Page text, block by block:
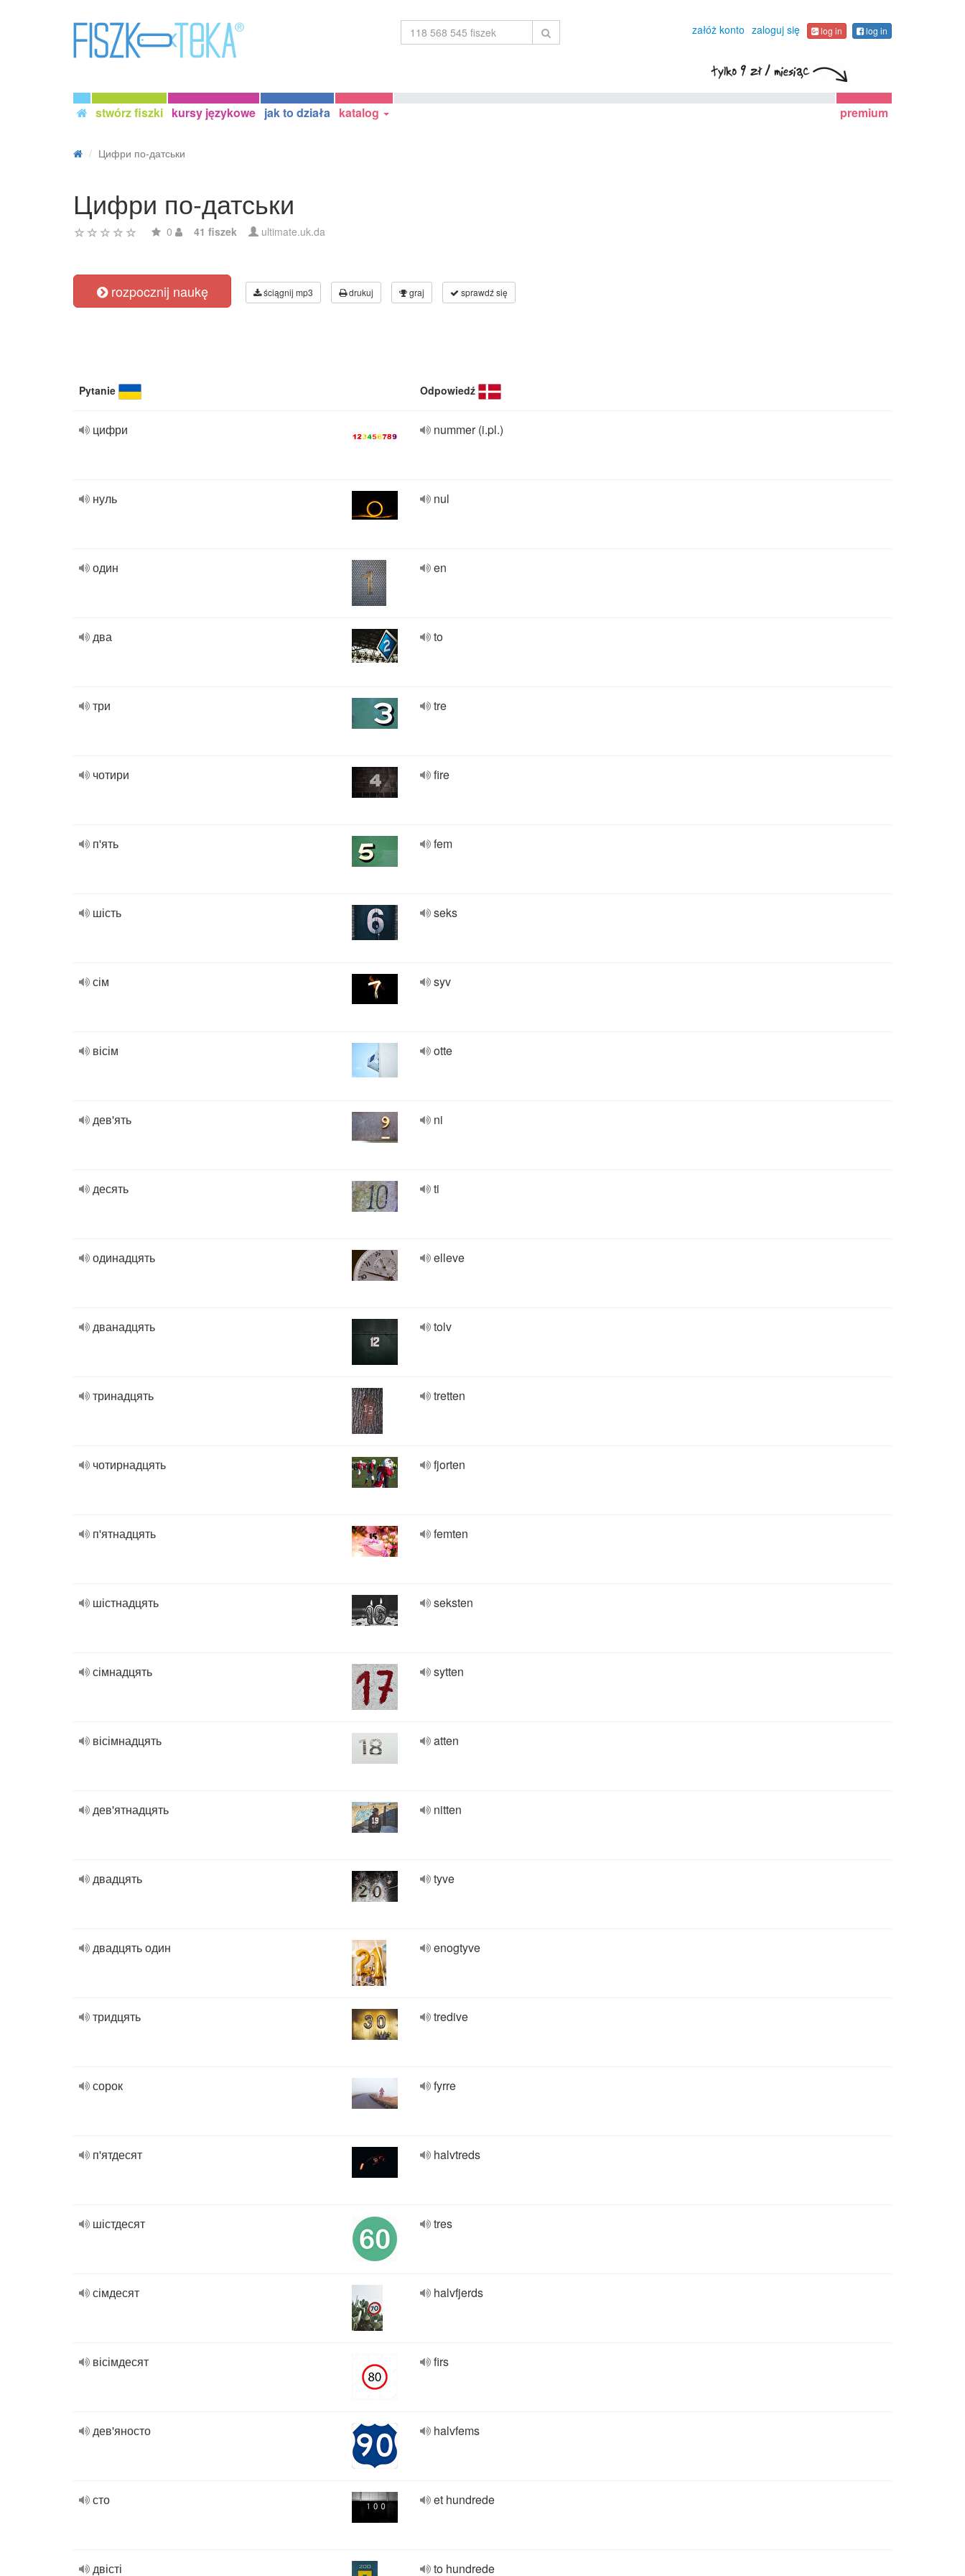
załóż konto zaloguj się log in log in
stwórz fiszki kursy językowe jak to działa katalog premium
Цифри по-датськи
Цифри по-датськи
0 41 fiszek ultimate.uk.da
rozpocznij naukę ściągnij mp3 drukuj graj sprawdź się
Pytanie Odpowiedź
цифри nummer (i.pl.)
нуль nul
один en
два to
три tre
чотири fire
п'ять fem
шість seks
сім syv
вісім otte
дев'ять ni
десять ti
одинадцять elleve
дванадцять tolv
тринадцять tretten
чотирнадцять fjorten
п'ятнадцять femten
шістнадцять seksten
сімнадцять sytten
вісімнадцять atten
дев'ятнадцять nitten
двадцять tyve
двадцять один enogtyve
тридцять tredive
сорок fyrre
п'ятдесят halvtreds
шістдесят tres
сімдесят halvfjerds
вісімдесят firs
дев'яносто halvfems
сто et hundrede
двісті to hundrede